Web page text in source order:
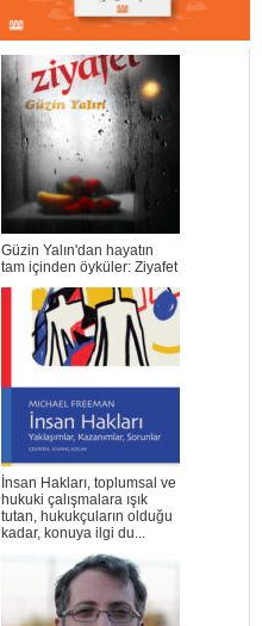
Güzin Yalın'dan hayatın
tam içinden öyküler: Ziyafet
İnsan Hakları, toplumsal ve
hukuki çalışmalara ışık
tutan, hukukçuların olduğu
kadar, konuya ilgi du...